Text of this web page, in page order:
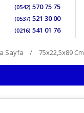
(0542) 570 75 75
(0537) 521 30 00
(0216) 541 01 76
Sayfa 75x22,5x89 Cm